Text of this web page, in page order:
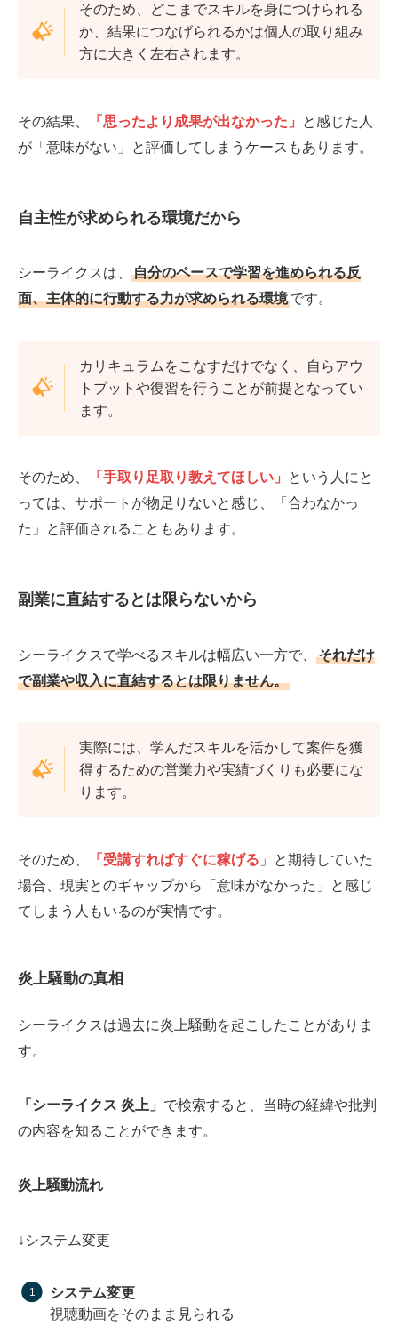
そのため、どこまでスキルを身につけられる
か、結果につなげられるかは個人の取り組み
方に大きく左右されます。
その結果、 「思ったより成果が出なかった」
と感じた人
が「意味がない」と評価してしまうケースもあります。
自主性が求められる環境だから
シーライクスは、
自分のペースで学習を進められる反
面、主体的に行動する力が求められる環境です。
カリキュラムをこなすだけでなく、自らアウ
トプットや復習を行うことが前提となってい
ます。
そのため、 「手取り足取り教えてほしい」
という人にと
っては、サポートが物足りないと感じ、「合わなかっ
た」と評価されることもあります。
副業に直結するとは限らないから
シーライクスで学べるスキルは幅広い一方で、
それだけ
で副業や収入に直結するとは限りません。
実際には、学んだスキルを活かして案件を獲
得するための営業力や実績づくりも必要にな
ります。
そのため、 「受講すればすぐに稼げる 」と期待していた
場合、現実とのギャップから「意味がなかった」と感じ
てしまう人もいるのが実情です。
炎上騒動の真相
シーライクスは過去に炎上騒動を起こしたことがありま
す。
「シーライクス 炎上」 で検索すると、当時の経緯や批判
の内容を知ることができます。
炎上騒動流れ
↓システム変更
システム変更
視聴動画をそのまま見られる